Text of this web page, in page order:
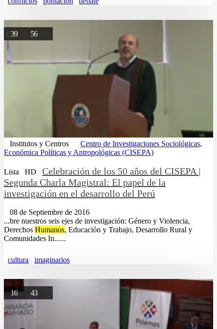
39 56
Institutos y Centros
Centro de Investigaciones Sociológicas,
Económica Políticas y Antropológicas (CISEPA)
Lista HD
Celebración de los 50 años del CISEPA |
Segunda Charla Magistral: El papel de la
investigación en el desarrollo del Perú
08 de Septiembre de 2016
...bre nuestros seis ejes de investigación: Género y Violencia,
Derechos Humanos, Educación y Trabajo, Desarrollo Rural y
Comunidades In......
cultura imaginarios
1643